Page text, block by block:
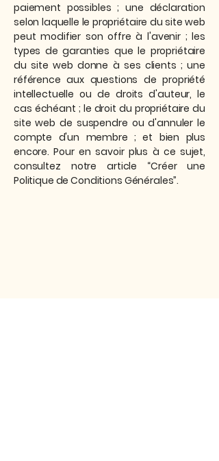
paiement possibles ; une déclaration
selon laquelle le propriétaire du site web
peut modifier son offre à l'avenir ; les
types de garanties que le propriétaire
du site web donne à ses clients ; une
référence aux questions de propriété
intellectuelle ou de droits d'auteur, le
cas échéant ; le droit du propriétaire du
site web de suspendre ou d'annuler le
compte d'un membre ; et bien plus
encore. Pour en savoir plus à ce sujet,
consultez notre article “Créer une
Politique de Conditions Générales”.